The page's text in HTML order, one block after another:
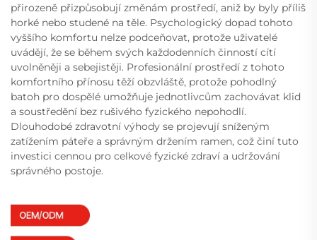
přirozeně přizpůsobují změnám prostředí, aniž by byly příliš
horké nebo studené na těle. Psychologický dopad tohoto
vyššího komfortu nelze podceňovat, protože uživatelé
uvádějí, že se během svých každodenních činností cítí
uvolněněji a sebejistěji. Profesionální prostředí z tohoto
komfortního přínosu těží obzvláště, protože pohodlný
batoh pro dospělé umožňuje jednotlivcům zachovávat klid
a soustředění bez rušivého fyzického nepohodlí.
Dlouhodobé zdravotní výhody se projevují sníženým
zatížením páteře a správným držením ramen, což činí tuto
investici cennou pro celkové fyzické zdraví a udržování
správného postoje.